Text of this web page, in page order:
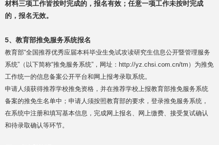
材料三项工作皆按时完成的，报名有效；任意一项工作未按时完成
的，报名无效。
5、教育部推免服务系统报名
教育部“全国推荐优秀应届本科毕业生免试攻读研究生信息公开暨管理服务
系统”（以下简称“推免服务系统”，网址：http://yz.chsi.com.cn/tm）为推免
工作统一的信息备案公开平台和网上报考录取系统。
申请人须获得推荐学校推免资格，并在推荐学校上报教育部推免服务系统
备案的推免生名单中；申请人须按照教育部的要求，登录推免服务系统，
在系统中注册和填写基本信息，完成网上报名、网上缴费、接受复试确认
和待录取确认等环节。